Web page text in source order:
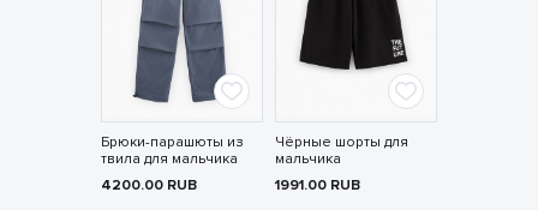
Брюки-парашюты из
твила для мальчика
4200.00 RUB
Чёрные шорты для
мальчика
1991.00 RUB